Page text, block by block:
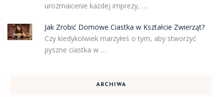
urozmaicenie każdej imprezy, …
Jak Zrobić Domowe Ciastka w Kształcie Zwierząt?
Czy kiedykolwiek marzyłeś o tym, aby stworzyć
pyszne ciastka w …
ARCHIWA